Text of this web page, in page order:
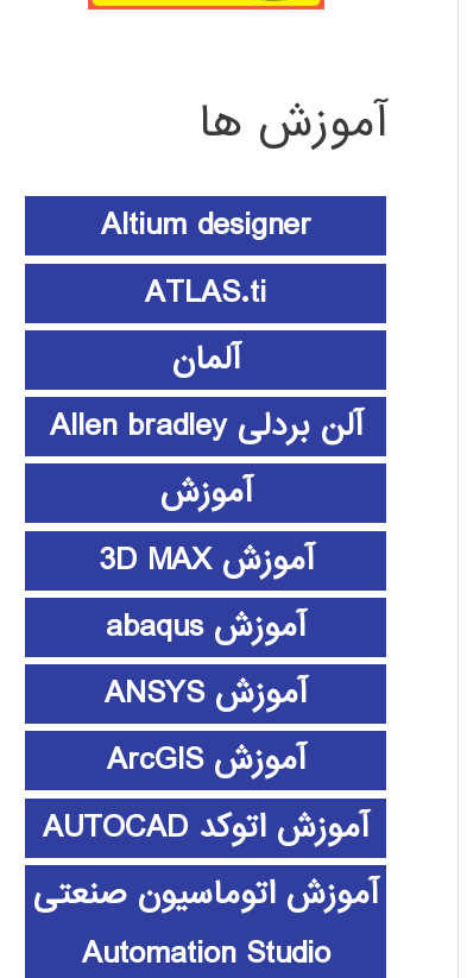
آموزش ها
Altium designer
ATLAS.ti
آلمان
آلن بردلی Allen bradley
آموزش
آموزش 3D MAX
آموزش abaqus
آموزش ANSYS
آموزش ArcGIS
آموزش اتوکد AUTOCAD
آموزش اتوماسیون صنعتی
Automation Studio